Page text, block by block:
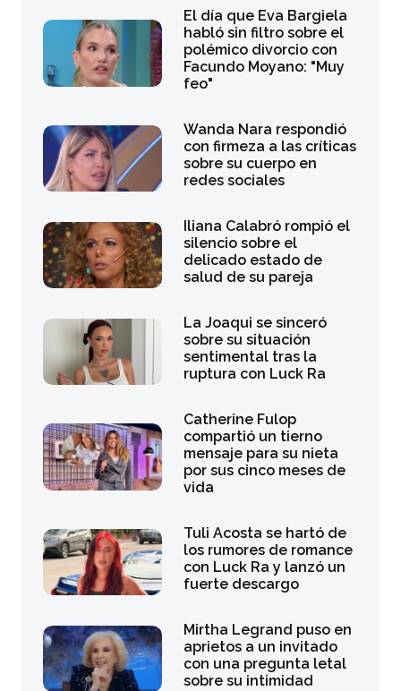
El día que Eva Bargiela
habló sin filtro sobre el
polémico divorcio con
Facundo Moyano: "Muy
feo"
Wanda Nara respondió
con firmeza a las críticas
sobre su cuerpo en
redes sociales
Iliana Calabró rompió el
silencio sobre el
delicado estado de
salud de su pareja
La Joaqui se sinceró
sobre su situación
sentimental tras la
ruptura con Luck Ra
Catherine Fulop
compartió un tierno
mensaje para su nieta
por sus cinco meses de
vida
Tuli Acosta se hartó de
los rumores de romance
con Luck Ra y lanzó un
fuerte descargo
Mirtha Legrand puso en
aprietos a un invitado
con una pregunta letal
sobre su intimidad